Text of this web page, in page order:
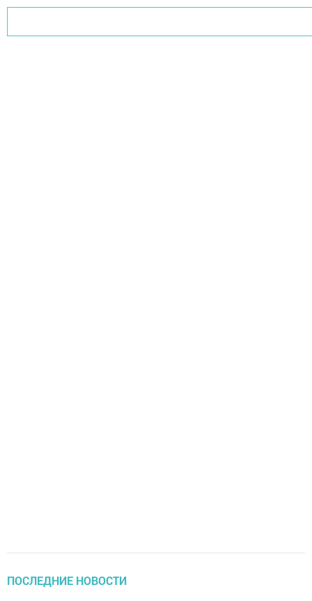
ПОСЛЕДНИЕ НОВОСТИ